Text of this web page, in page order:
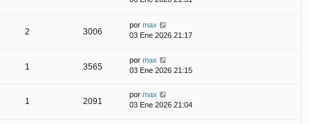
2 3006
por max
03 Ene 2026 21:17
1 3565
por max
03 Ene 2026 21:15
1 2091
por max
03 Ene 2026 21:04